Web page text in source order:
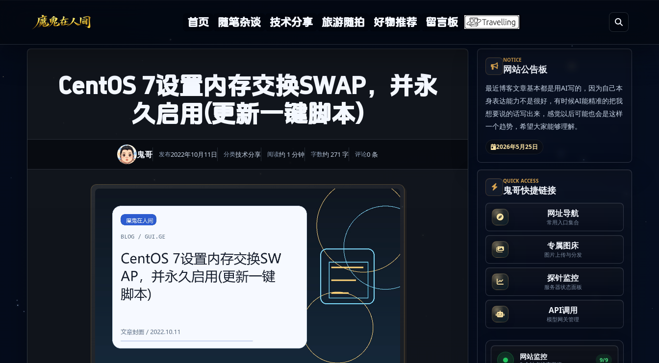
首页 随笔杂谈 技术分享 旅游随拍 好物推荐 留言板
NOTICE
网站公告板
最近博客文章基本都是用AI写的，因为自己本
身表达能力不是很好，有时候AI能精准的把我
想要说的话写出来，感觉以后可能也会是这样
一个趋势，希望大家能够理解。
2026年5月25日
QUICK ACCESS
鬼哥快捷链接
网址导航
常用入口集合
专属图床
图片上传与分发
探针监控
服务器状态面板
API调用
模型网关管理
网站监控 9/9
CentOS 7设置内存交换SWAP，并永
久启用(更新一键脚本)
鬼哥 发布2022年10月11日 分类技术分享 阅读约 1 分钟 字数约 271 字 评论0 条